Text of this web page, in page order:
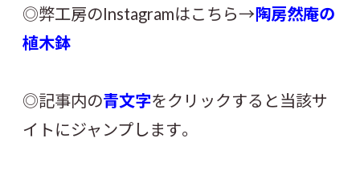
◎弊工房のInstagramはこちら→陶房然庵の
植木鉢
◎記事内の青文字をクリックすると当該サ
イトにジャンプします。